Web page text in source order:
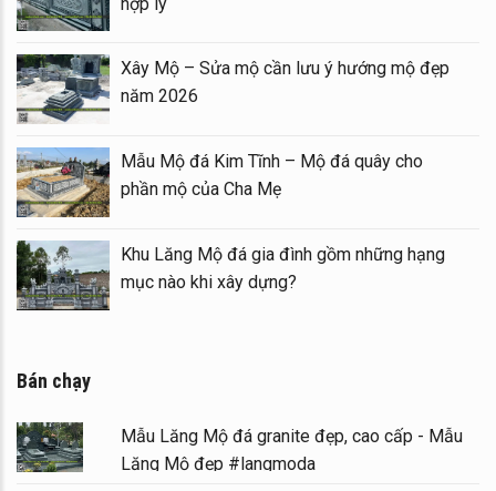
Mẫu
đình đá
Lăng
Xây Mộ – Sửa mộ cần lưu ý hướng
Mẫu Mộ đá Kim Tĩnh – Mộ đá quây
phần mộ của Cha Mẹ
Khu Lăng Mộ đá gia đình gồm những
mục nào khi xây dựng?
Bán chạy
Mẫu Lăng Mộ đá granite đẹp, cao cấp - Mẫu
Lăng Mộ đẹp #langmoda